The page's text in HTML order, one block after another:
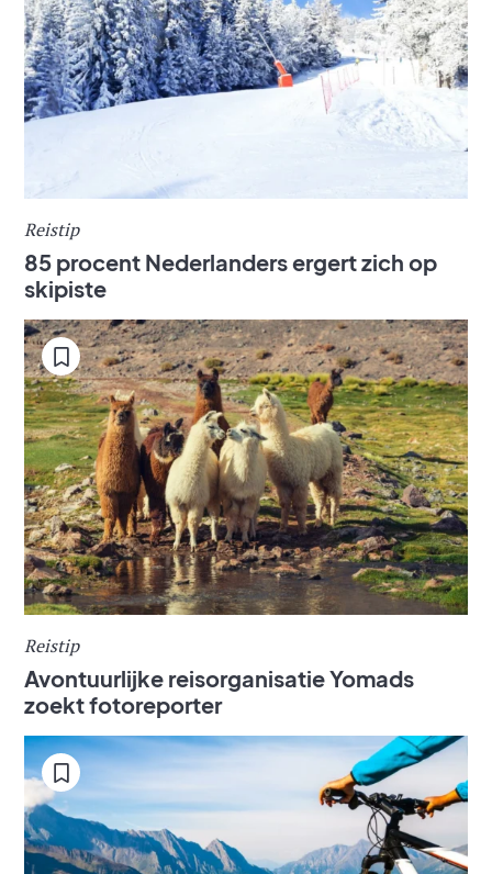
Reistip
85 procent Nederlanders ergert zich op
skipiste
Reistip
Avontuurlijke reisorganisatie Yomads
zoekt fotoreporter